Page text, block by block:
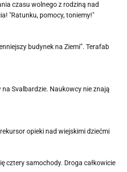
czasu wolnego z rodziną nad
"Ratunku, pomocy, toniemy!"
budynek na Ziemi”. Terafab
Svalbardzie. Naukowcy nie znają
opieki nad wiejskimi dziećmi
cztery samochody. Droga całkowicie